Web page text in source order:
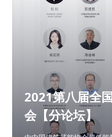
2021第八届全
会【分论坛】